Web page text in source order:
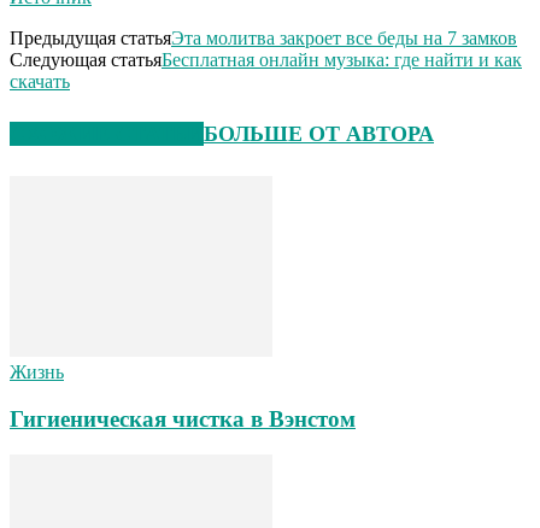
Предыдущая статьяЭта молитва закроет все беды на 7 замков
Следующая статьяБесплатная онлайн музыка: где найти и как
скачать
БОЛЬШЕ ОТ АВТОРА
Жизнь
Гигиеническая чистка в Вэнстом